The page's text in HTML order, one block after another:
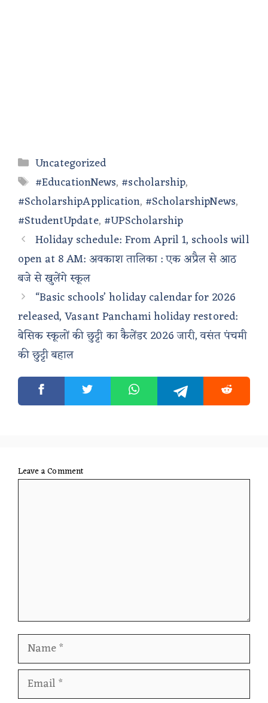
Categories
Uncategorized
Tags
#EducationNews, #scholarship,
#ScholarshipApplication, #ScholarshipNews,
#StudentUpdate, #UPScholarship
Holiday schedule: From April 1, schools will
open at 8 AM: अवकाश तालिका : एक अप्रैल से आठ
बजे से खुलेंगे स्कूल
“Basic schools’ holiday calendar for 2026
released, Vasant Panchami holiday restored:
बेसिक स्कूलों की छुट्टी का कैलेंडर 2026 जारी, वसंत पंचमी
की छुट्टी बहाल
Leave a Comment
Name
Email